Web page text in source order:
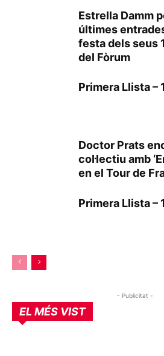
Estrella Damm
últimes
festa dels seus
del Fòrum
Primera Llista –
Doctor Prats
col·lectiu amb
en el Tour de
Primera Llista –
- Publicitat -
EL MÉS VIST